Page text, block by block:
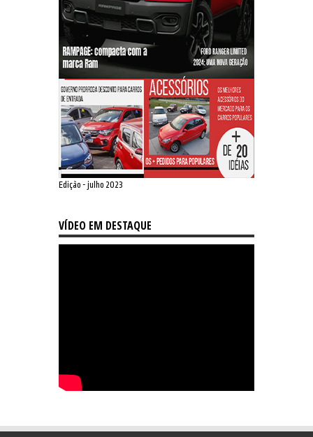
Edição - julho 2023
VÍDEO EM DESTAQUE